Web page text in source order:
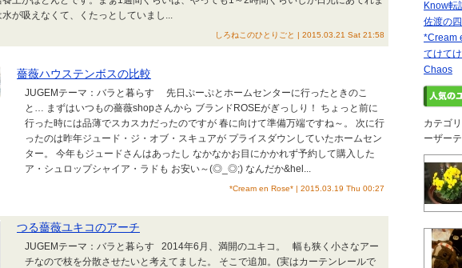
が吸えなくて、くたっとしていまし...
しろねこのひとりごと | 2015.03.21 Sat 21:58
薔薇ハウステンボスの比較
JUGEMテーマ：バラと暮らす 先日ぷーぷとホームセンターに行ったときのこ
と… まずはいつもの薔薇shopさんから ブランドROSEがぎっしり！ ちょっと前に
行った時には品薄でスカスカだったのですが 春に向けて準備万端ですね～。 次に行
ったのは昨年ジュード・ジ・オブ・スキュアが プライスダウンしていたホームセン
ター。 今年もジュードさんはあったし なかなかお目にかかれず予約して購入した
ア・シュロップシャイア・ラドも お安い～(◎_◎;) なんだか&hel...
*Cream en Rose* | 2015.03.19 Thu 00:27
つる薔薇ユキコのアーチ
JUGEMテーマ：バラと暮らす 2014年6月、満開のユキコ。 幅も狭く小さなアー
チなので枝を分散させたいと考えてました。 そこで追加。(実はカーテンレールで
Know転
佐渡の
*Cream
てけて
Chaos
カテゴ
ーザー